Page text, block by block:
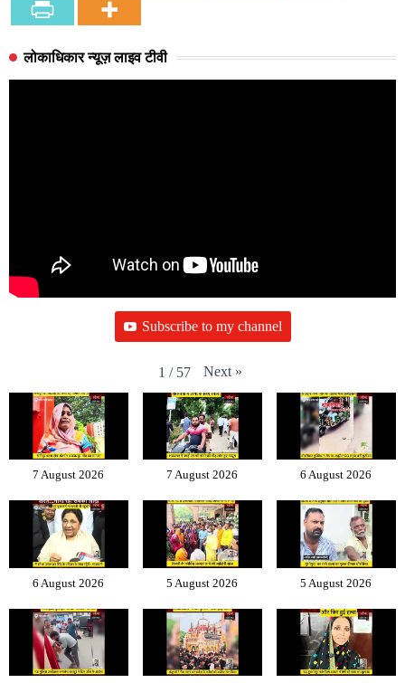
लोकाधिकार न्यूज़ लाइव टीवी
Subscribe to my channel
1 / 57 Next »
7 August 2026 7 August 2026 6 August 2026
6 August 2026 5 August 2026 5 August 2026